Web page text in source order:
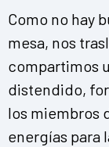
Como no hay
mesa, nos
compartimos
distendido,
los miembros
energías para